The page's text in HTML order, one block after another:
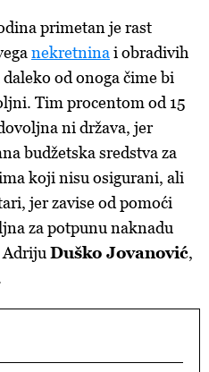
primetan je rast
nekretnina i obradivih
od onoga čime bi
Tim procentom od 15
ni država, jer
budžetska sredstva za
koji nisu osigurani, ali
jer zavise od pomoći
za potpunu naknadu
Adriju Duško Jovanović,